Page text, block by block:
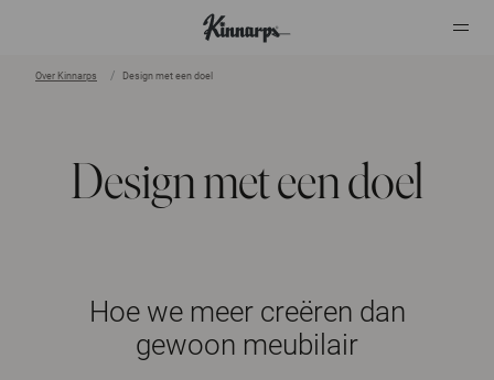
Over Kinnarps Design met een doel
Design met een doel
Hoe we meer creëren dan
gewoon meubilair